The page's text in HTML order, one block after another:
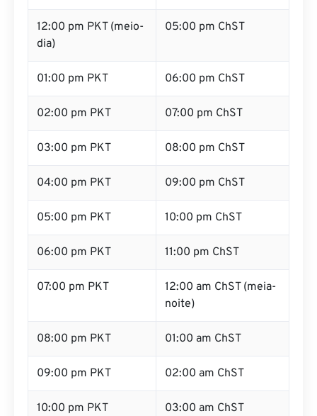
12:00 pm PKT (meio-
dia)
05:00 pm ChST
01:00 pm PKT 06:00 pm ChST
02:00 pm PKT 07:00 pm ChST
03:00 pm PKT 08:00 pm ChST
04:00 pm PKT 09:00 pm ChST
05:00 pm PKT 10:00 pm ChST
06:00 pm PKT 11:00 pm ChST
07:00 pm PKT
12:00 am ChST (meia-
noite)
08:00 pm PKT 01:00 am ChST
09:00 pm PKT 02:00 am ChST
10:00 pm PKT 03:00 am ChST